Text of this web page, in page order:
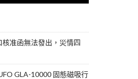
准函無法發出，災情四
GLA-10000 固態磁吸行